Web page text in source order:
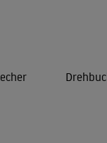
bei seinem
Makatsch),
Berlin versetzt,
Nächstenliebe,